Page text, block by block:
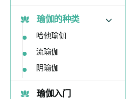
瑜伽的种类
哈他瑜伽
流瑜伽
阴瑜伽
瑜伽入门